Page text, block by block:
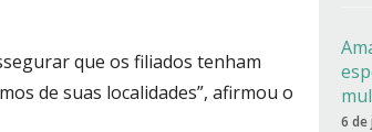
que os filiados tenham
de suas localidades”, afirmou o
6 de